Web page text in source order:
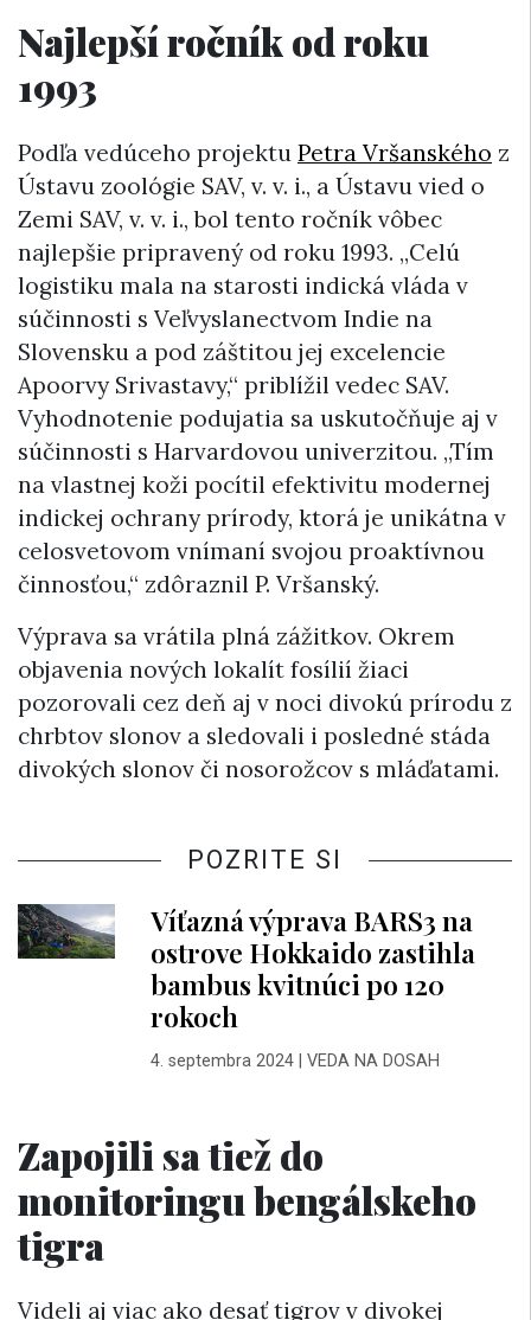
Najlepší ročník od roku
1993
Podľa vedúceho projektu Petra Vršanského z
Ústavu zoológie SAV, v. v. i., a Ústavu vied o
Zemi SAV, v. v. i., bol tento ročník vôbec
najlepšie pripravený od roku 1993. „Celú
logistiku mala na starosti indická vláda v
súčinnosti s Veľvyslanectvom Indie na
Slovensku a pod záštitou jej excelencie
Apoorvy Srivastavy,“ priblížil vedec SAV.
Vyhodnotenie podujatia sa uskutočňuje aj v
súčinnosti s Harvardovou univerzitou. „Tím
na vlastnej koži pocítil efektivitu modernej
indickej ochrany prírody, ktorá je unikátna v
celosvetovom vnímaní svojou proaktívnou
činnosťou,“ zdôraznil P. Vršanský.
Výprava sa vrátila plná zážitkov. Okrem
objavenia nových lokalít fosílií žiaci
pozorovali cez deň aj v noci divokú prírodu z
chrbtov slonov a sledovali i posledné stáda
divokých slonov či nosorožcov s mláďatami.
POZRITE SI
Víťazná výprava BARS3 na
ostrove Hokkaido zastihla
bambus kvitnúci po 120
rokoch
4. septembra 2024| VEDA NA DOSAH
Zapojili sa tiež do
monitoringu bengálskeho
tigra
Videli aj viac ako desať tigrov v divokej